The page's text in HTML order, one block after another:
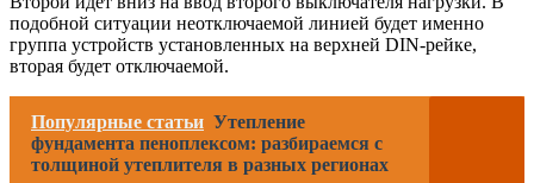
подобной ситуации неотключаемой линией будет именно
группа устройств установленных на верхней DIN-рейке,
вторая будет отключаемой.
Популярные статьи Утепление
фундамента пеноплексом: разбираемся с
толщиной утеплителя в разных регионах